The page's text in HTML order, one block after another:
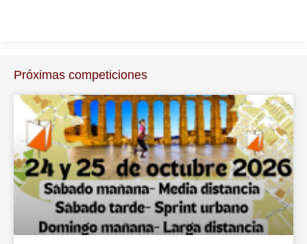
Próximas competiciones